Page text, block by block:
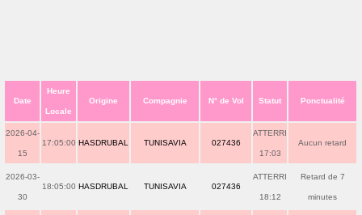
Date
Heure
Locale
Origine Compagnie N° de Vol Statut Ponctualité
2026-04-
15
17:05:00 HASDRUBAL TUNISAVIA 027436
ATTERRI
17:03
Aucun retard
2026-03-
30
18:05:00 HASDRUBAL TUNISAVIA 027436
ATTERRI
18:12
Retard de 7
minutes